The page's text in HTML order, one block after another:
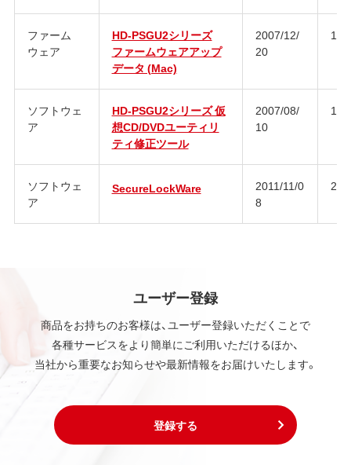
ファーム
ウェア
HD-PSGU2シリーズ
ファームウェアアップ
データ (Mac)
2007/12/
20
ソフトウェ
ア
HD-PSGU2シリーズ 仮
想CD/DVDユーティリ
ティ修正ツール
2007/08/
10
ソフトウェ
ア
SecureLockWare
2011/11/0
8
ユーザー登録
商品をお持ちのお客様は、ユーザー登録いただくことで
各種サービスをより簡単にご利用いただけるほか、
当社から重要なお知らせや最新情報をお届けいたします。
登録する